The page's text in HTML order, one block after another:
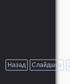
Назад Слайдшоу